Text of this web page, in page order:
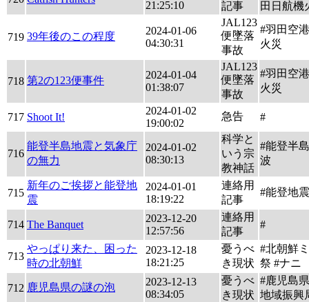
21:25:10
記事
田日航機
719 39年後のこの程度
2024-01-06
04:30:31
JAL123
便墜落
事故
#羽田空
火災
718 第2の123便事件
2024-01-04
01:38:07
JAL123
便墜落
事故
#羽田空
火災
717 Shoot It!
2024-01-02
19:00:02
急告 #
716
能登半島地震と気象庁
の無力
2024-01-02
08:30:13
科学と
いう宗
教神話
#能登半
波
715
新年のご挨拶と能登地
震
2024-01-01
18:19:22
連絡用
記事
#能登地震
714 The Banquet
2023-12-20
12:57:56
連絡用
記事
#
713
やっぱり来た、困った
時の北朝鮮
2023-12-18
18:21:25
憂うべ
き現状
#北朝鮮
祭 #ナニ
712 鹿児島県の謎の泡
2023-12-13
08:34:05
憂うべ
き現状
#鹿児島
地域振興